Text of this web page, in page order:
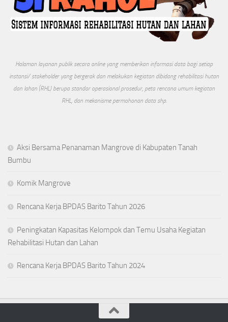
Halaman layanan publik secara online yang memberikan informasi data bagi setiap
instansi/ stakeholder yang bergerak dan melakukan kegiatan dibidang rehabilitasi hutan
dan lahan (RHL) berupa standar operasional prosedur, peta rencana umum kegiatan
RHL, dan mekanisme permohonan data shp.
Aksi Bersama Penanaman Mangrove di Kabupaten Tanah
Bumbu
Komik Mangrove
Rencana Kerja BPDAS Barito Tahun 2026
Peningkatan Kapasitas Kelompok dan Temu Usaha Kegiatan
Rehabilitasi Hutan dan Lahan
Rencana Kerja BPDAS Barito Tahun 2024